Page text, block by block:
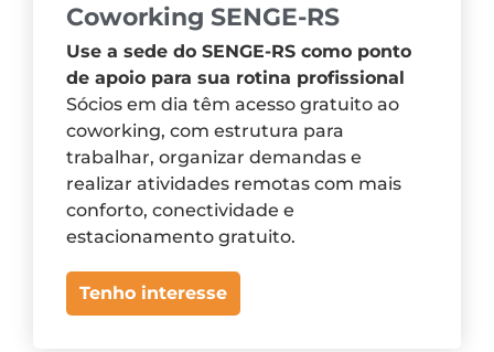
Coworking SENGE-RS
Use a sede do SENGE-RS como ponto
de apoio para sua rotina profissional
Sócios em dia têm acesso gratuito ao
coworking, com estrutura para
trabalhar, organizar demandas e
realizar atividades remotas com mais
conforto, conectividade e
estacionamento gratuito.
Tenho interesse